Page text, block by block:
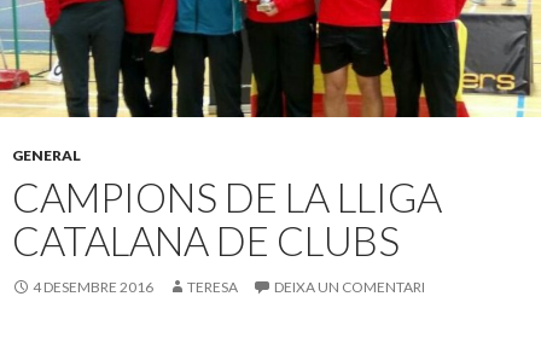
GENERAL
CAMPIONS DE LA LLIGA
CATALANA DE CLUBS
4 DESEMBRE 2016 TERESA DEIXA UN COMENTARI